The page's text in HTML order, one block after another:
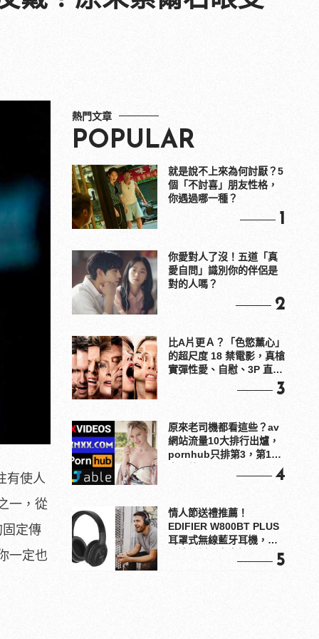
有使人
一，從
定傳
一定也
熱門文章
POPULAR
就是說不上來為何討厭？5
個「不討喜」朋友性格，
你遇過哪一種？
1
你愛對人了沒！五道「真
愛自問」識別你的伴侶是
對的人嗎？
2
比A片更Ａ？「色慾薰心」
的超尺度 18 禁電影，真槍
實彈性愛、自慰、3P 直接
3
原來老司機都看這些？av
網站流量10大排行出爐，
pornhub只排第3，第1名
4
情人節送禮推薦！
EDIFIER W800BT PLUS
耳罩式無線藍牙耳機，在
5